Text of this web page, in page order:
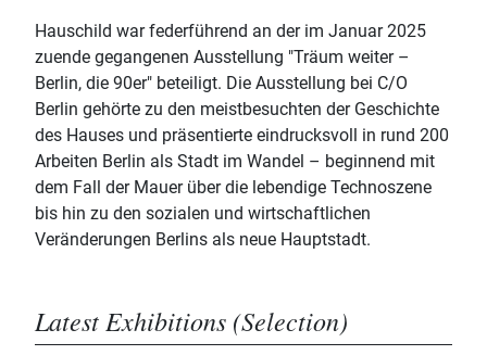
Hauschild war federführend an der im Januar 2025
zuende gegangenen Ausstellung "Träum weiter –
Berlin, die 90er" beteiligt. Die Ausstellung bei C/O
Berlin gehörte zu den meistbesuchten der Geschichte
des Hauses und präsentierte eindrucksvoll in rund 200
Arbeiten Berlin als Stadt im Wandel – beginnend mit
dem Fall der Mauer über die lebendige Technoszene
bis hin zu den sozialen und wirtschaftlichen
Veränderungen Berlins als neue Hauptstadt.
Latest Exhibitions (Selection)